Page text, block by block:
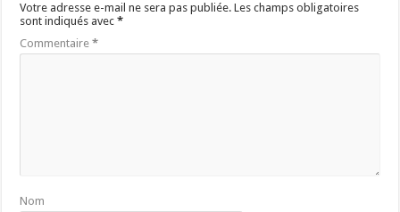
Votre adresse e-mail ne sera pas publiée. Les champs obligatoires
sont indiqués avec*
Commentaire*
Nom